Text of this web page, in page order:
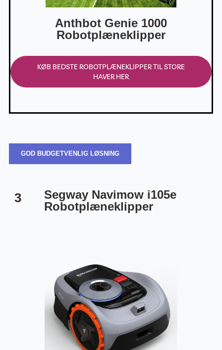
Anthbot Genie 1000
Robotplæneklipper
KØB BEDSTE ROBOTPLÆNEKLIPPER TIL STORE
HAVER HER
GOD BUDGETVENLIG LØSNING
3
Segway Navimow i105e
Robotplæneklipper